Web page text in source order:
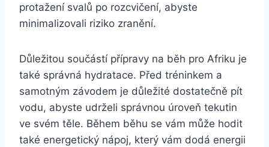
protažení svalů po rozcvičení, abyste
minimalizovali riziko zranění.
Důležitou součástí přípravy na běh pro Afriku je
také správná hydratace. Před tréninkem a
samotným závodem je důležité dostatečně pít
vodu, abyste udrželi správnou úroveň tekutin
ve svém těle. Během běhu se vám může hodit
také energetický nápoj, který vám dodá energii